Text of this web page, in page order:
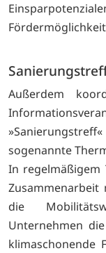
Außerdem
sogenannte
In regelmäßigem
die
Unternehmen
klimaschonende